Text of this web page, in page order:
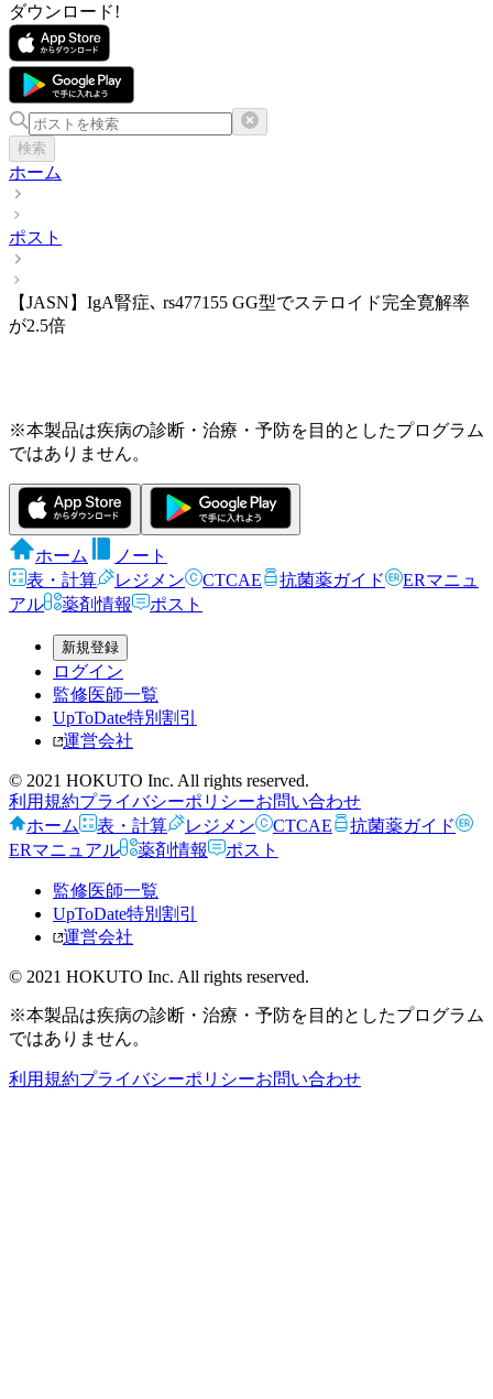
ダウンロード!
検索
ホーム
ポスト
【JASN】IgA腎症､ rs477155 GG型でステロイド完全寛解率
が2.5倍
※本製品は疾病の診断・治療・予防を目的としたプログラム
ではありません。
ホーム
ノート
表・計算
レジメン CTCAE 抗菌薬ガイド
ERマニュ
アル
薬剤情報 ポスト
新規登録
ログイン
監修医師一覧
UpToDate特別割引
運営会社
© 2021 HOKUTO Inc. All rights reserved.
利用規約プライバシーポリシーお問い合わせ
ホーム
表・計算 レジメン CTCAE
抗菌薬ガイド
ERマニュアル
薬剤情報 ポスト
監修医師一覧
UpToDate特別割引
運営会社
© 2021 HOKUTO Inc. All rights reserved.
※本製品は疾病の診断・治療・予防を目的としたプログラム
ではありません。
利用規約プライバシーポリシーお問い合わせ